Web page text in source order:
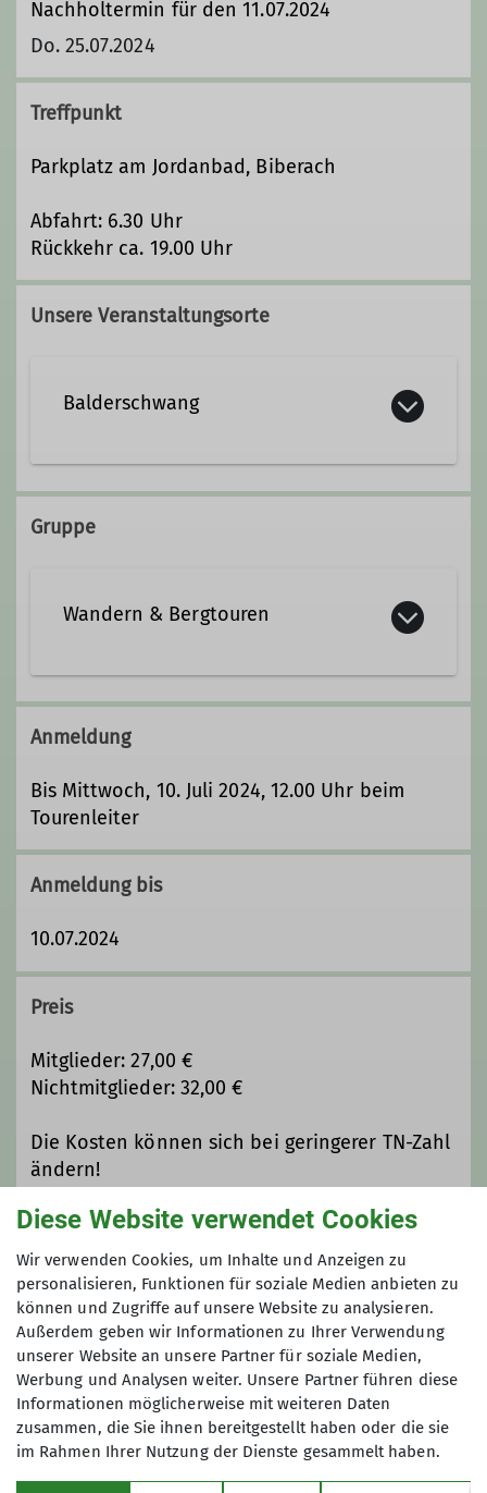
Nachholtermin für den 11.07.2024
Do. 25.07.2024
Treffpunkt
Parkplatz am Jordanbad, Biberach
Abfahrt: 6.30 Uhr
Rückkehr ca. 19.00 Uhr
Unsere Veranstaltungsorte
Balderschwang
Balderschwang
Gruppe
Wandern & Bergtouren
Die Wandern & Bergtourengruppe der
Sektion Biberach des Deutschen
Alpenvereines unternimmt während
des ganzen Jahres Touren in
verschiedenen Schwierigkeitsgraden
im nahen Alpenraum aber auch im
Durchgeführt und angeboten werden
Tourenleitern. Die genauen
Informationen können dem
Tourenausschreibungen entnommen
werden.
Grundlage für eine Teilnahme sind
Anfragen und Wünsche richtet ihr
bitte an die Leiterin der
GruppeMartina Winkler.
Details
Anmeldung
Bis Mittwoch, 10. Juli 2024, 12.00 Uhr beim
Tourenleiter
Anmeldung bis
10.07.2024
Preis
Mitglieder: 27,00 €
Nichtmitglieder: 32,00 €
Die Kosten können sich bei geringerer TN-Zahl
ändern!
Auf die Teilnahmebedingungen des DAV
Biberach wird hingewiesen!
Maximale Teilnehmeranzahl
8
Diese Website verwendet Cookies
Wir verwenden Cookies, um Inhalte und Anzeigen zu
personalisieren, Funktionen für soziale Medien anbieten zu
können und Zugriffe auf unsere Website zu analysieren.
Außerdem geben wir Informationen zu Ihrer Verwendung
unserer Website an unsere Partner für soziale Medien,
Werbung und Analysen weiter. Unsere Partner führen diese
Informationen möglicherweise mit weiteren Daten
zusammen, die Sie ihnen bereitgestellt haben oder die sie
im Rahmen Ihrer Nutzung der Dienste gesammelt haben.